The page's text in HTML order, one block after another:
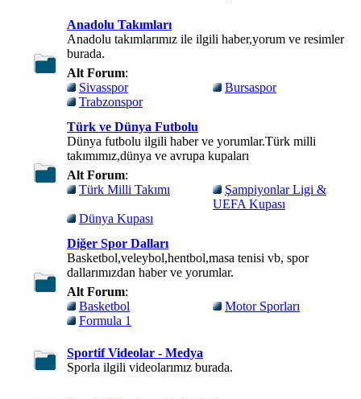
Anadolu Takımları
Anadolu takımlarımız ile ilgili haber,yorum ve resimler
burada.
Alt Forum:
Sivasspor
Bursaspor
Trabzonspor
Türk ve Dünya Futbolu
Dünya futbolu ilgili haber ve yorumlar.Türk milli
takımımız,dünya ve avrupa kupaları
Alt Forum:
Türk Milli Takımı
Şampiyonlar Ligi &
UEFA Kupası
Dünya Kupası
Diğer Spor Dalları
Basketbol,veleybol,hentbol,masa tenisi vb, spor
dallarımızdan haber ve yorumlar.
Alt Forum:
Basketbol
Motor Sporları
Formula 1
Sportif Videolar - Medya
Sporla ilgili videolarımız burada.